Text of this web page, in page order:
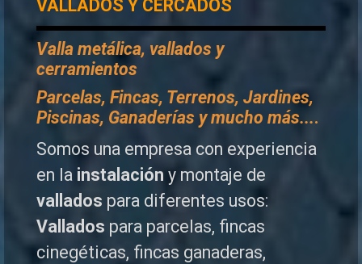
VALLADOS Y CERCADOS
Valla metálica, vallados y
cerramientos
Parcelas, Fincas, Terrenos, Jardines,
Piscinas, Ganaderías y mucho más....
Somos una empresa con experiencia
en la instalación y montaje de
vallados para diferentes usos:
Vallados para parcelas, fincas
cinegéticas, fincas ganaderas,